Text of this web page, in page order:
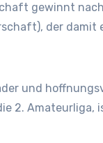
gewinnt
der damit
und
2. Amateurliga,